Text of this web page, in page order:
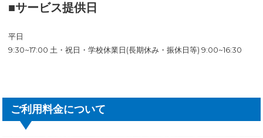
■サービス提供日
平日
9:30~17:00 土・祝日・学校休業日(長期休み・振休日等) 9:00~16:30
ご利用料金について